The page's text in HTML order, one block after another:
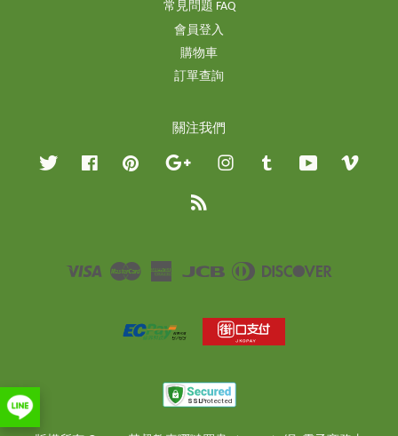
常見問題 FAQ
會員登入
購物車
訂單查詢
關注我們
Twitter Facebook Pinterest Google InstagramTumblr YouTube
Visa Master
American
JCB
Diners